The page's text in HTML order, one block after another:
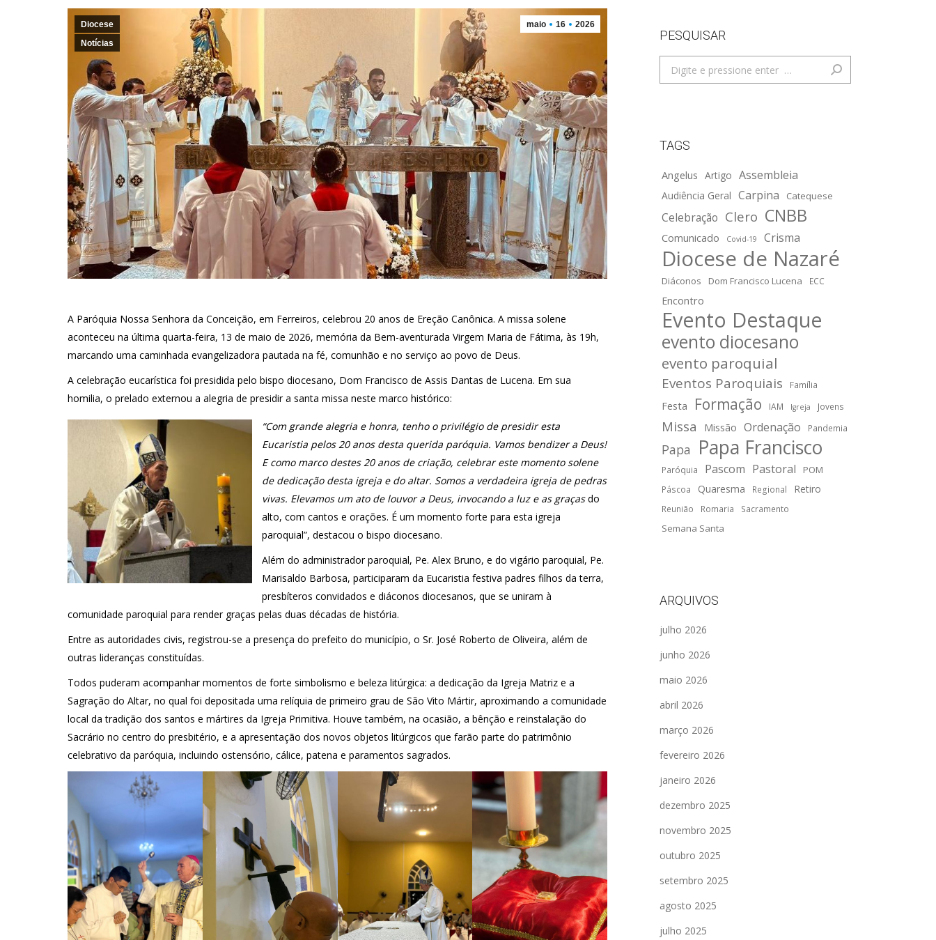
maio 16 2026
Diocese
Notícias
A Paróquia Nossa Senhora da Conceição, em Ferreiros, celebrou 20 anos de Ereção Canônica. A missa solene
aconteceu na última quarta-feira, 13 de maio de 2026, memória da Bem-aventurada Virgem Maria de Fátima, às 19h,
marcando uma caminhada evangelizadora pautada na fé, comunhão e no serviço ao povo de Deus.
A celebração eucarística foi presidida pelo bispo diocesano, Dom Francisco de Assis Dantas de Lucena. Em sua
homilia, o prelado externou a alegria de presidir a santa missa neste marco histórico:
“Com grande alegria e honra, tenho o privilégio de presidir esta
Eucaristia pelos 20 anos desta querida paróquia. Vamos bendizer a Deus!
E como marco destes 20 anos de criação, celebrar este momento solene
de dedicação desta igreja e do altar. Somos a verdadeira igreja de pedras
vivas. Elevamos um ato de louvor a Deus, invocando a luz e as graçasdo
alto, com cantos e orações. É um momento forte para esta igreja
paroquial”, destacou o bispo diocesano.
Além do administrador paroquial, Pe. Alex Bruno, e do vigário paroquial, Pe.
Marisaldo Barbosa, participaram da Eucaristia festiva padres filhos da terra,
presbíteros convidados e diáconos diocesanos, que se uniram à
comunidade paroquial para render graças pelas duas décadas de história.
Entre as autoridades civis, registrou-se a presença do prefeito do município, o Sr. José Roberto de Oliveira, além de
outras lideranças constituídas.
Todos puderam acompanhar momentos de forte simbolismo e beleza litúrgica: a dedicação da Igreja Matriz e a
Sagração do Altar, no qual foi depositada uma relíquia de primeiro grau de São Vito Mártir, aproximando a comunidade
local da tradição dos santos e mártires da Igreja Primitiva. Houve também, na ocasião, a bênção e reinstalação do
Sacrário no centro do presbitério, e a apresentação dos novos objetos litúrgicos que farão parte do patrimônio
celebrativo da paróquia, incluindo ostensório, cálice, patena e paramentos sagrados.
PESQUISAR
Search:
TAGS
Angelus Artigo Assembleia
Audiência Geral Carpina Catequese
Celebração Clero CNBB
Comunicado Covid-19 Crisma
Diocese de Nazaré
Diáconos Dom Francisco Lucena ECC
Encontro
Evento Destaque
evento diocesano
evento paroquial
Eventos Paroquiais Família
Festa Formação IAM Igreja Jovens
Missa Missão Ordenação Pandemia
Papa Papa Francisco
Paróquia Pascom Pastoral POM
Páscoa Quaresma Regional Retiro
Reunião Romaria Sacramento
Semana Santa
ARQUIVOS
julho 2026
junho 2026
maio 2026
abril 2026
março 2026
fevereiro 2026
janeiro 2026
dezembro 2025
novembro 2025
outubro 2025
setembro 2025
agosto 2025
julho 2025